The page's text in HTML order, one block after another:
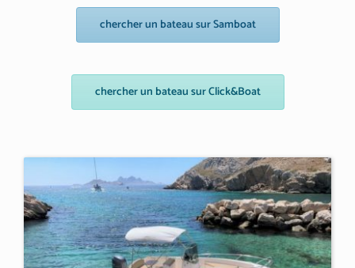
chercher un bateau sur Samboat
chercher un bateau sur Click&Boat